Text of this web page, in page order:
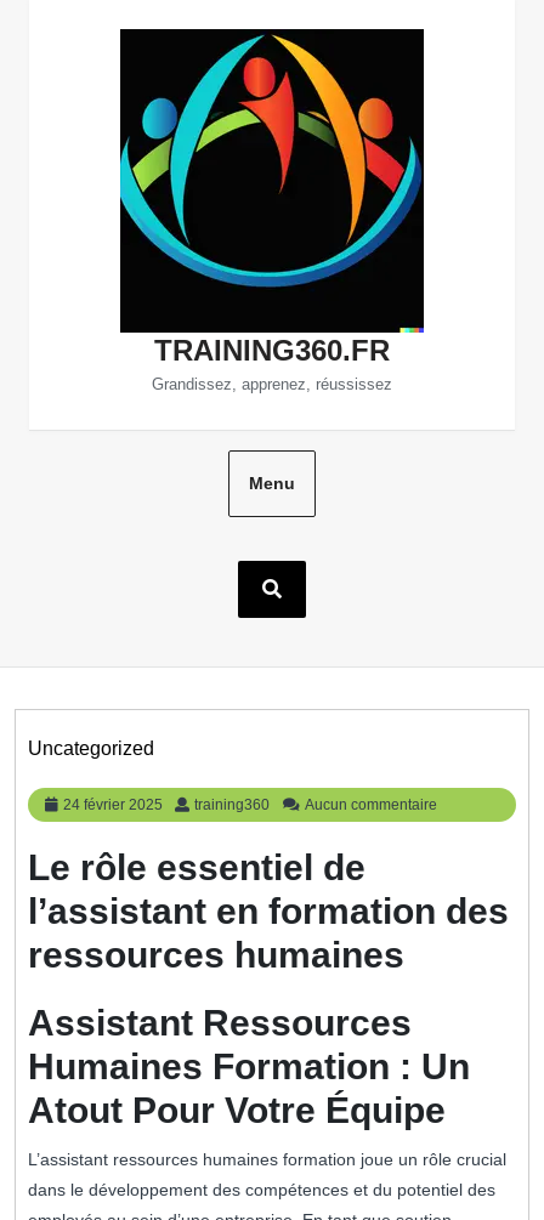
TRAINING360.FR
Grandissez, apprenez, réussissez
Menu
Uncategorized
24 février 2025
24
février
training360 training360
Aucun commentaire
Le rôle essentiel de
l’assistant en formation des
ressources humaines
Assistant Ressources
Humaines Formation : Un
Atout Pour Votre Équipe
L’assistant ressources humaines formation joue un rôle crucial
dans le développement des compétences et du potentiel des